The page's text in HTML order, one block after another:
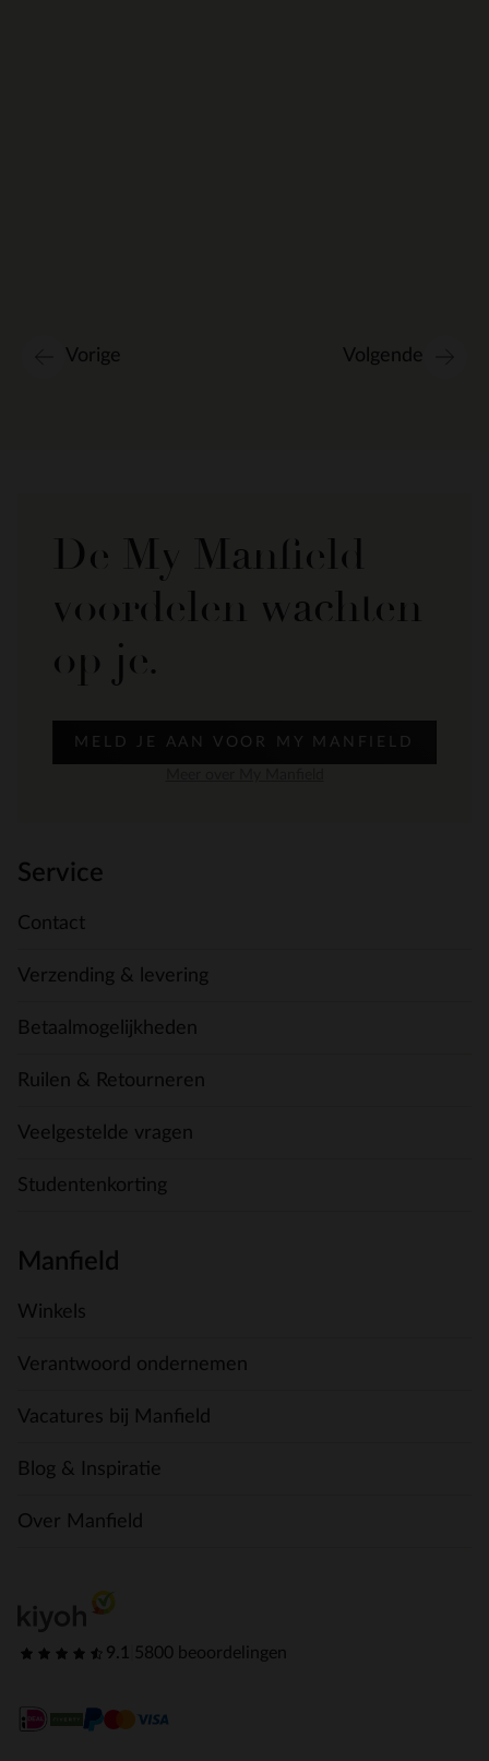
Vorige Volgende
De My Manfield
voordelen wachten
op je.
MELD JE AAN VOOR MY MANFIELD
Service
Contact
Verzending & levering
Betaalmogelijkheden
Ruilen & Retourneren
Veelgestelde vragen
Studentenkorting
Manfield
Winkels
Verantwoord ondernemen
Vacatures bij Manfield
Blog & Inspiratie
Over Manfield
9.1 5800 beoordelingen